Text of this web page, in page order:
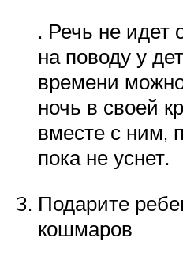
. Речь не идет
на поводу у
времени
ночь в своей
вместе с ним,
пока не уснет.
Подарите
кошмаров